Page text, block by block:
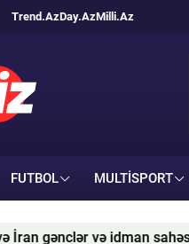
Trend.AzDay.AzMilli.Az
FUTBOL MULTISPORT
və idman sahəsində